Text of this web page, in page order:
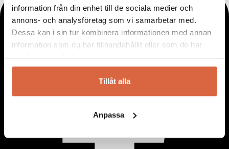
information från din enhet till de sociala medier och
annons- och analysföretag som vi samarbetar med.
Dessa kan i sin tur kombinera informationen med annan
information som du har tillhandahållit eller som de har
Tillåt alla
Anpassa